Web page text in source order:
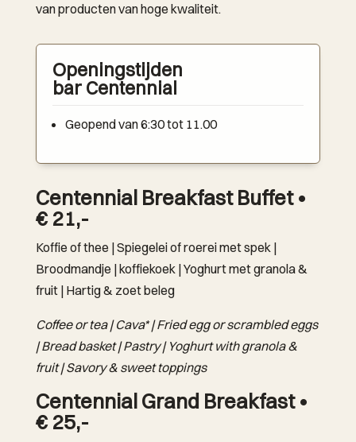
van producten van hoge kwaliteit.
Openingstijden
bar Centennial
Geopend van 6:30 tot 11.00
Centennial Breakfast Buffet •
€ 21,-
Koffie of thee | Spiegelei of roerei met spek |
Broodmandje | koffiekoek | Yoghurt met granola &
fruit | Hartig & zoet beleg
Coffee or tea | Cava* | Fried egg or scrambled eggs
| Bread basket | Pastry | Yoghurt with granola &
fruit | Savory & sweet toppings
Centennial Grand Breakfast •
€ 25,-